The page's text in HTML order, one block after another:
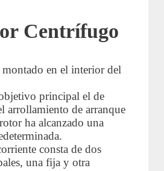
Centrífugo
montado en el interior del
principal el de
arrollamiento de arranque
ha alcanzado una
consta de dos
una fija y otra